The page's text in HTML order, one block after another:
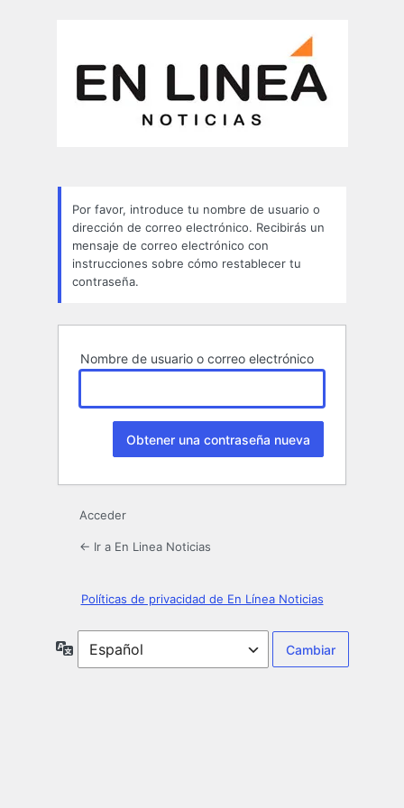
Por favor, introduce tu nombre de usuario o
dirección de correo electrónico. Recibirás un
mensaje de correo electrónico con
instrucciones sobre cómo restablecer tu
contraseña.
Nombre de usuario o correo electrónico
Acceder
← Ir a En Linea Noticias
Políticas de privacidad de En Línea Noticias
Idioma